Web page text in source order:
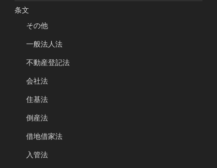
条文
その他
一般法人法
不動産登記法
会社法
住基法
倒産法
借地借家法
入管法